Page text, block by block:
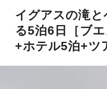
イグアスの滝
る5泊6日［ブ
+ホテル5泊+ツ